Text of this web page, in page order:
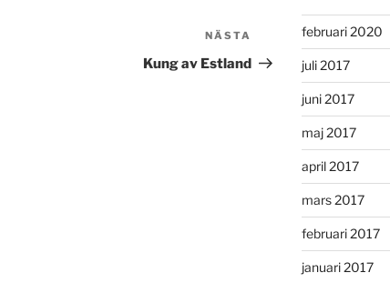
inlägg
NÄSTA
Kung av Estland
februari 2020
juli 2017
juni 2017
maj 2017
april 2017
mars 2017
februari 2017
januari 2017